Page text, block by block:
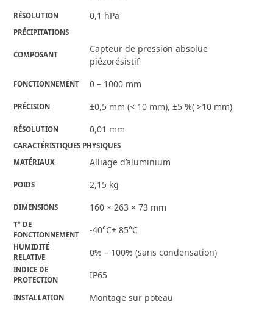
RÉSOLUTION 0,1 hPa
PRÉCIPITATIONS
COMPOSANT
Capteur de pression absolue
piézorésistif
FONCTIONNEMENT 0 – 1000 mm
PRÉCISION ±0,5 mm (< 10 mm), ±5 %( >10 mm)
RÉSOLUTION 0,01 mm
CARACTÉRISTIQUES PHYSIQUES
MATÉRIAUX
Alliage d’aluminium
POIDS 2,15 kg
DIMENSIONS 160 × 263 × 73 mm
T° DE
FONCTIONNEMENT
-40°C± 85°C
HUMIDITÉ
RELATIVE
0% – 100% (sans condensation)
INDICE DE
PROTECTION
IP65
INSTALLATION Montage sur poteau